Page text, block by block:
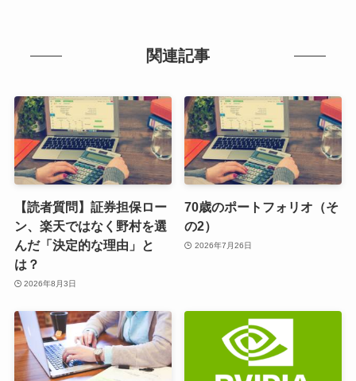
関連記事
【読者質問】証券担保ロー
ン、楽天ではなく野村を選
んだ「決定的な理由」と
は？
2026年8月3日
70歳のポートフォリオ（そ
の2）
2026年7月26日